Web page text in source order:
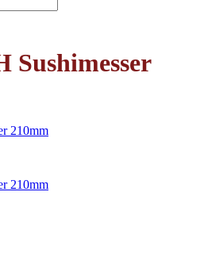
Sushimesser